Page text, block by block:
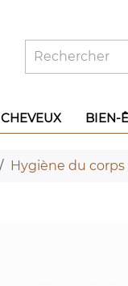
CHEVEUX BIEN-
Hygiène du corps